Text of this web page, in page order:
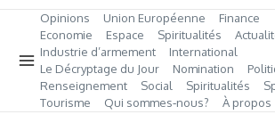
Opinions Union Européenne
Finance
Economie
Espace Spiritualités
Industrie d’armement
International
Le Décryptage du Jour
Nomination
Renseignement
Social Spiritualités
Tourisme
Qui sommes‑nous? À propos